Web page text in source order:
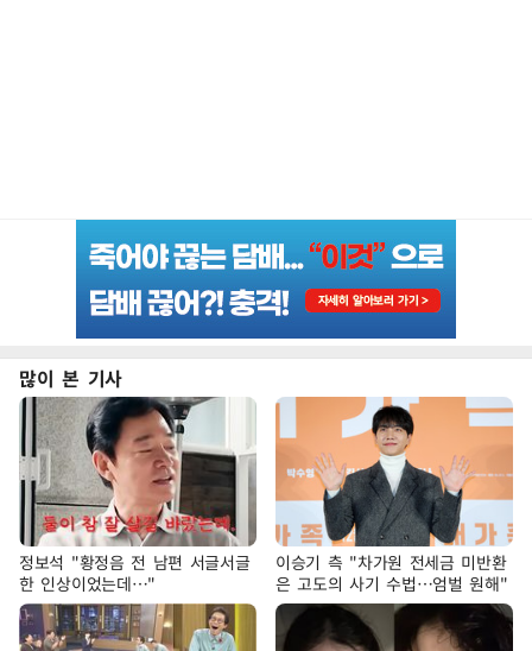
많이 본 기사
정보석 "황정음 전 남편 서글서글
한 인상이었는데…"
이승기 측 "차가원 전세금 미반환
은 고도의 사기 수법…엄벌 원해"